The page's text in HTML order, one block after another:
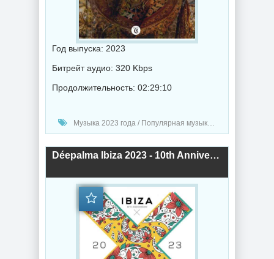
Год выпуска: 2023
Битрейт аудио: 320 Kbps
Продолжительность: 02:29:10
Музыка 2023 года / Популярная музыка / Хаус музыка / Музыка VA
Déepalma Ibiza 2023 - 10th Anniversary (2023) торрент